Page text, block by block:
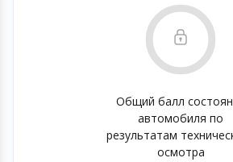
Общий балл
автомобиля по
результатам
осмотра